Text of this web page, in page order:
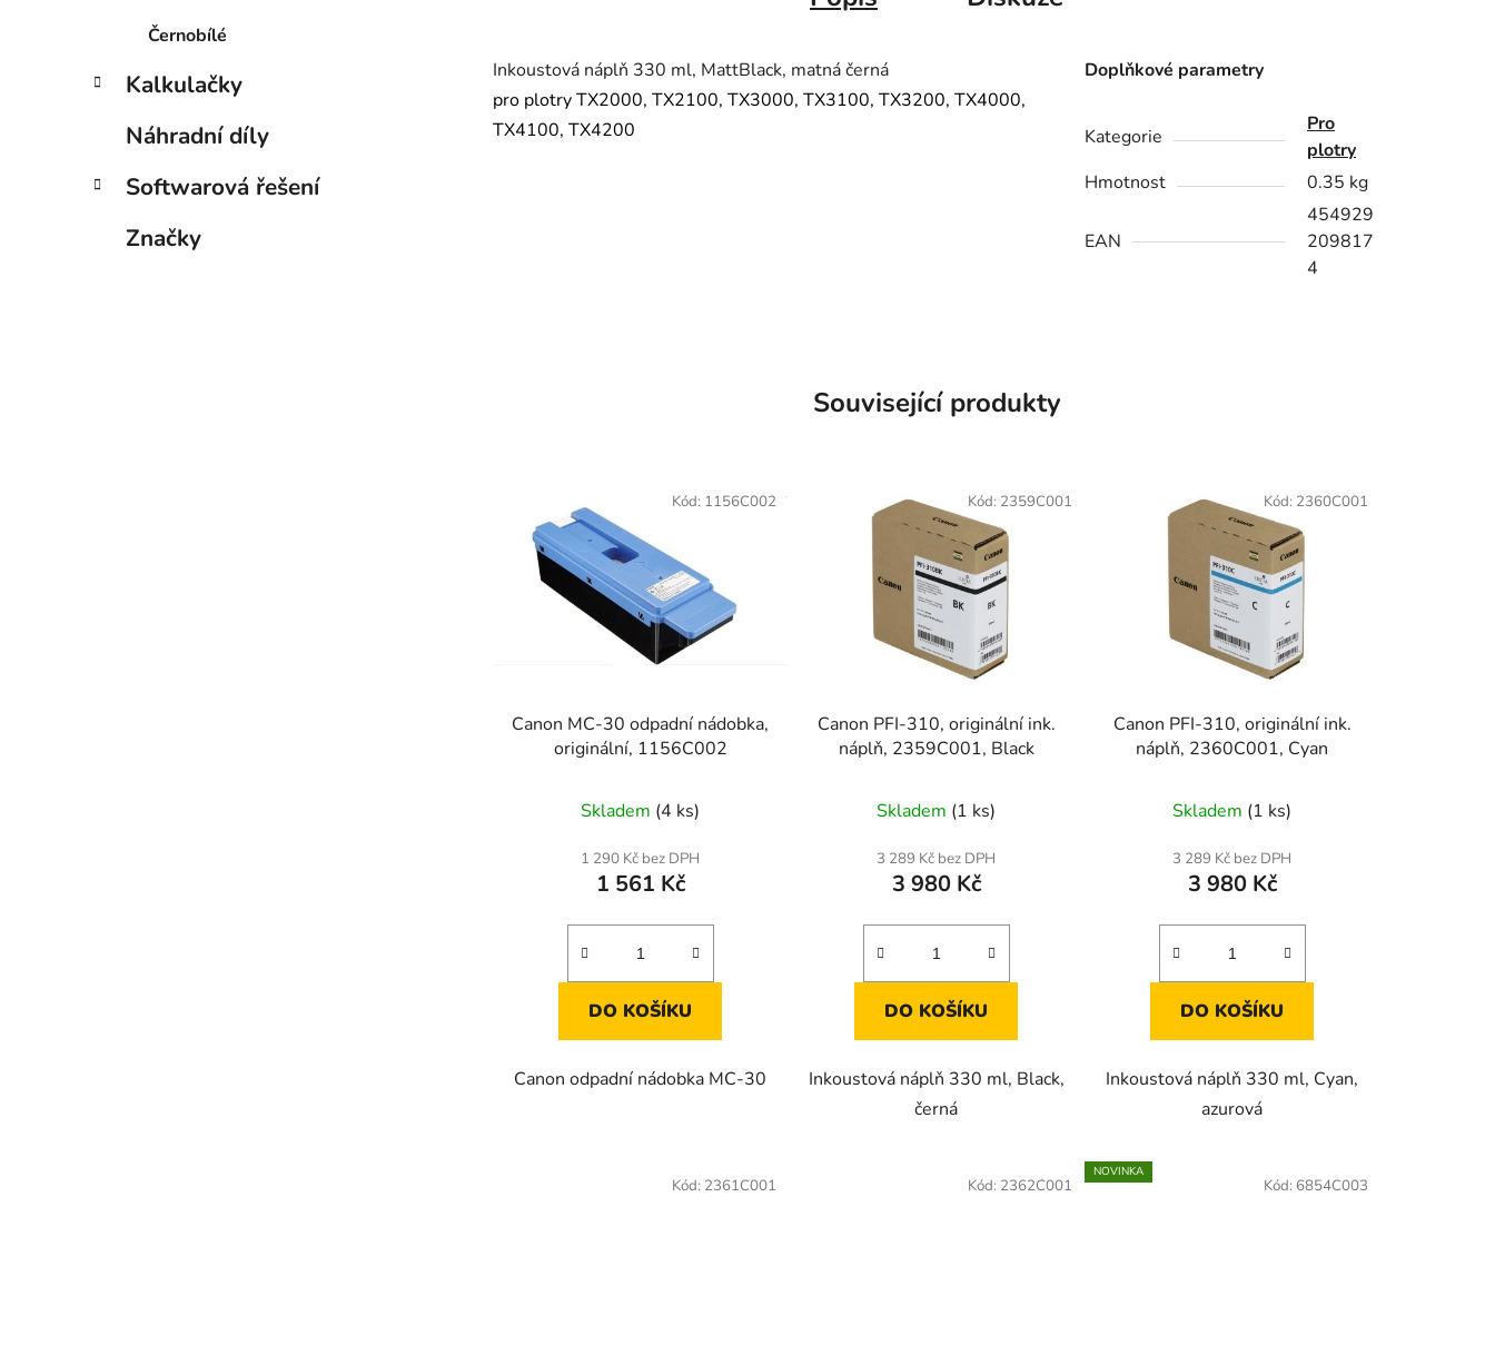
Černobílé
Kalkulačky
Náhradní díly
Softwarová řešení
Značky
Inkoustová náplň 330 ml, MattBlack, matná černá
pro plotry TX2000, TX2100, TX3000, TX3100, TX3200, TX4000,
TX4100, TX4200
Doplňkové parametry
Kategorie
Pro
plotry
Hmotnost
0.35 kg
EAN
454929
209817
4
Související produkty
Canon MC-30 odpadní nádobka,
originální, 1156C002
Skladem (4 ks)
1 290 Kč bez DPH
1 561 Kč
DO KOŠÍKU
Canon odpadní nádobka MC-30
Kód: 1156C002
Canon PFI-310, originální ink.
náplň, 2359C001, Black
Skladem (1 ks)
3 289 Kč bez DPH
3 980 Kč
DO KOŠÍKU
Inkoustová náplň 330 ml, Black,
černá
Kód: 2359C001
Canon PFI-310, originální ink.
náplň, 2360C001, Cyan
Skladem (1 ks)
3 289 Kč bez DPH
3 980 Kč
DO KOŠÍKU
Inkoustová náplň 330 ml, Cyan,
azurová
Kód: 2360C001
Kód: 2361C001 Kód: 2362C001
NOVINKA
Kód: 6854C003